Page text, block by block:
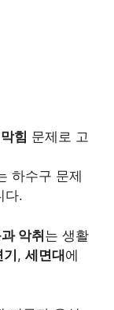
힘 문제로 고
하수구 문제
다.
악취는 생활
기, 세면대에